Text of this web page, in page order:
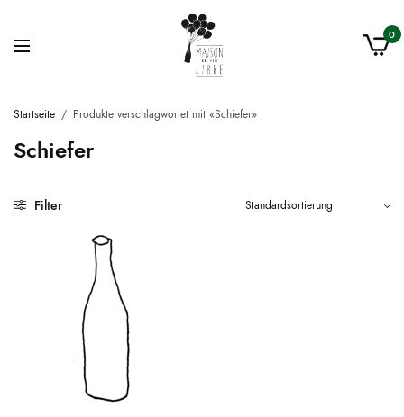
0
Startseite / Produkte verschlagwortet mit «Schiefer»
Schiefer
Filter